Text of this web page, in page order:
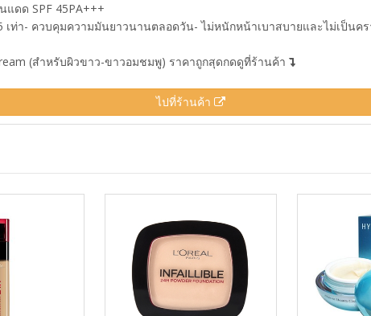
ดด SPF 45PA+++
เท่า- ควบคุมความมันยาวนานตลอดวัน- ไม่หนักหน้าเบาสบายและไม่เป็นค
(สำหรับผิวขาว-ขาวอมชมพู) ราคาถูกสุดกดดูที่ร้านค้า
ไปที่ร้านค้า